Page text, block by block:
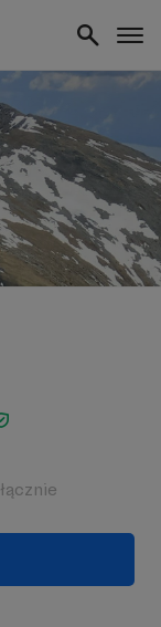
łącznie